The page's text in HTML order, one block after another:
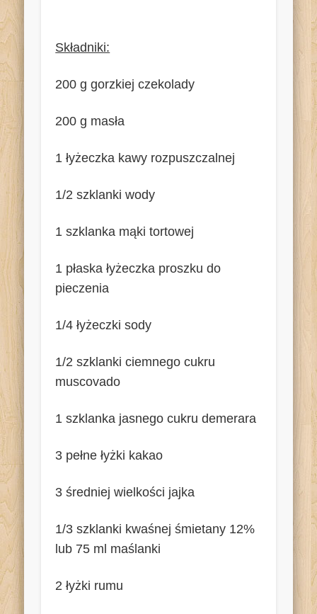
Składniki:
200 g gorzkiej czekolady
200 g masła
1 łyżeczka kawy rozpuszczalnej
1/2 szklanki wody
1 szklanka mąki tortowej
1 płaska łyżeczka proszku do
pieczenia
1/4 łyżeczki sody
1/2 szklanki ciemnego cukru
muscovado
1 szklanka jasnego cukru demerara
3 pełne łyżki kakao
3 średniej wielkości jajka
1/3 szklanki kwaśnej śmietany 12%
lub 75 ml maślanki
2 łyżki rumu